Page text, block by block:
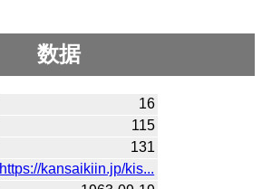
数据
16
115
131
https://kansaikiin.jp/kis...